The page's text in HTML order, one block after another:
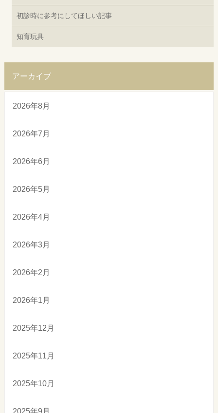
初診時に参考にしてほしい記事
知育玩具
アーカイブ
2026年8月
2026年7月
2026年6月
2026年5月
2026年4月
2026年3月
2026年2月
2026年1月
2025年12月
2025年11月
2025年10月